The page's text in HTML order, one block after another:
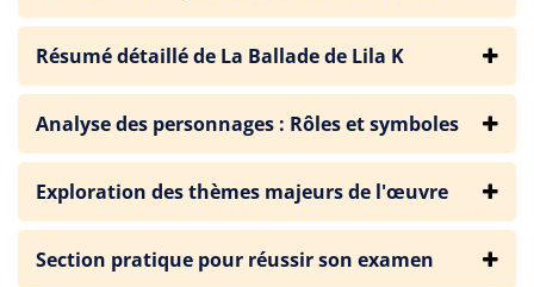
Résumé détaillé de La Ballade de Lila K
Analyse des personnages : Rôles et symboles
Exploration des thèmes majeurs de l'œuvre
Section pratique pour réussir son examen